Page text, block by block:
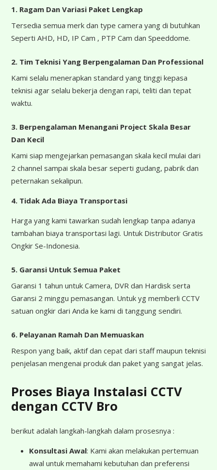
1. Ragam Dan Variasi Paket Lengkap
Tersedia semua merk dan type camera yang di butuhkan
Seperti AHD, HD, IP Cam , PTP Cam dan Speeddome.
2. Tim Teknisi Yang Berpengalaman Dan Professional
Kami selalu menerapkan standard yang tinggi kepasa
teknisi agar selalu bekerja dengan rapi, teliti dan tepat
waktu.
3. Berpengalaman Menangani Project Skala Besar
Dan Kecil
Kami siap mengejarkan pemasangan skala kecil mulai dari
2 channel sampai skala besar seperti gudang, pabrik dan
peternakan sekalipun.
4. Tidak Ada Biaya Transportasi
Harga yang kami tawarkan sudah lengkap tanpa adanya
tambahan biaya transportasi lagi. Untuk Distributor Gratis
Ongkir Se-Indonesia.
5. Garansi Untuk Semua Paket
Garansi 1 tahun untuk Camera, DVR dan Hardisk serta
Garansi 2 minggu pemasangan. Untuk yg memberli CCTV
satuan ongkir dari Anda ke kami di tanggung sendiri.
6. Pelayanan Ramah Dan Memuaskan
Respon yang baik, aktif dan cepat dari staff maupun teknisi
penjelasan mengenai produk dan paket yang sangat jelas.
Proses Biaya Instalasi CCTV
dengan CCTV Bro
berikut adalah langkah-langkah dalam prosesnya :
Konsultasi Awal: Kami akan melakukan pertemuan
awal untuk memahami kebutuhan dan preferensi